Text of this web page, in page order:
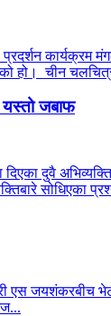
कार्यक्रम
हो। चीन
यस्तो जबाफ
दुवै
सोधिएका
एस